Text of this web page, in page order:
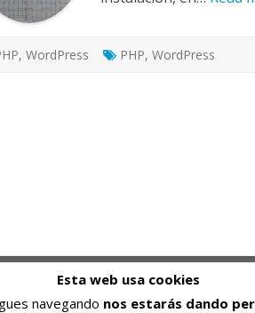
,WordPress PHP,WordPress
es una pasión, resolver problemas
pasatiempo, superarse una meta.
Esta web usa cookies
navegando nos estarás dando